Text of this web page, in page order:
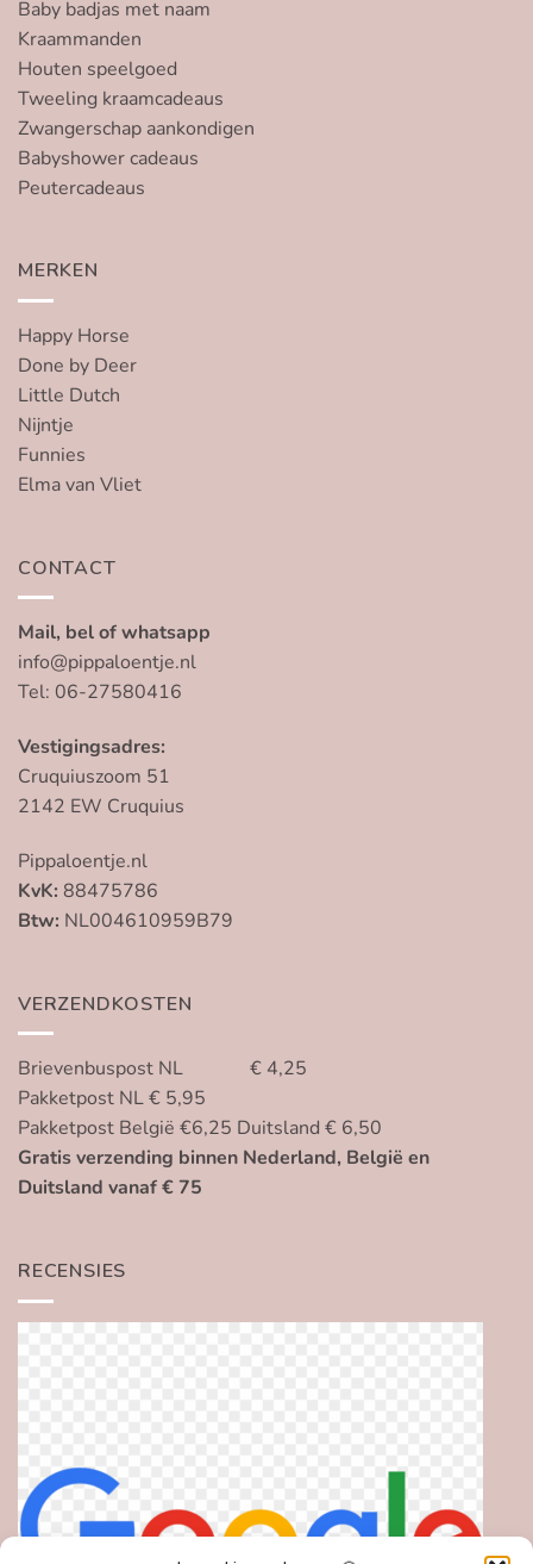
Baby badjas met naam
Kraammanden
Houten speelgoed
Tweeling kraamcadeaus
Zwangerschap aankondigen
Babyshower cadeaus
Peutercadeaus
MERKEN
Happy Horse
Done by Deer
Little Dutch
Nijntje
Funnies
Elma van Vliet
CONTACT
Mail, bel of whatsapp
info@pippaloentje.nl
Tel: 06-27580416
Vestigingsadres:
Cruquiuszoom 51
2142 EW Cruquius
Pippaloentje.nl
KvK: 88475786
Btw: NL004610959B79
VERZENDKOSTEN
Brievenbuspost NL € 4,25
Pakketpost NL € 5,95
Pakketpost België €6,25 Duitsland € 6,50
Gratis verzending binnen Nederland, België en
Duitsland vanaf € 75
RECENSIES